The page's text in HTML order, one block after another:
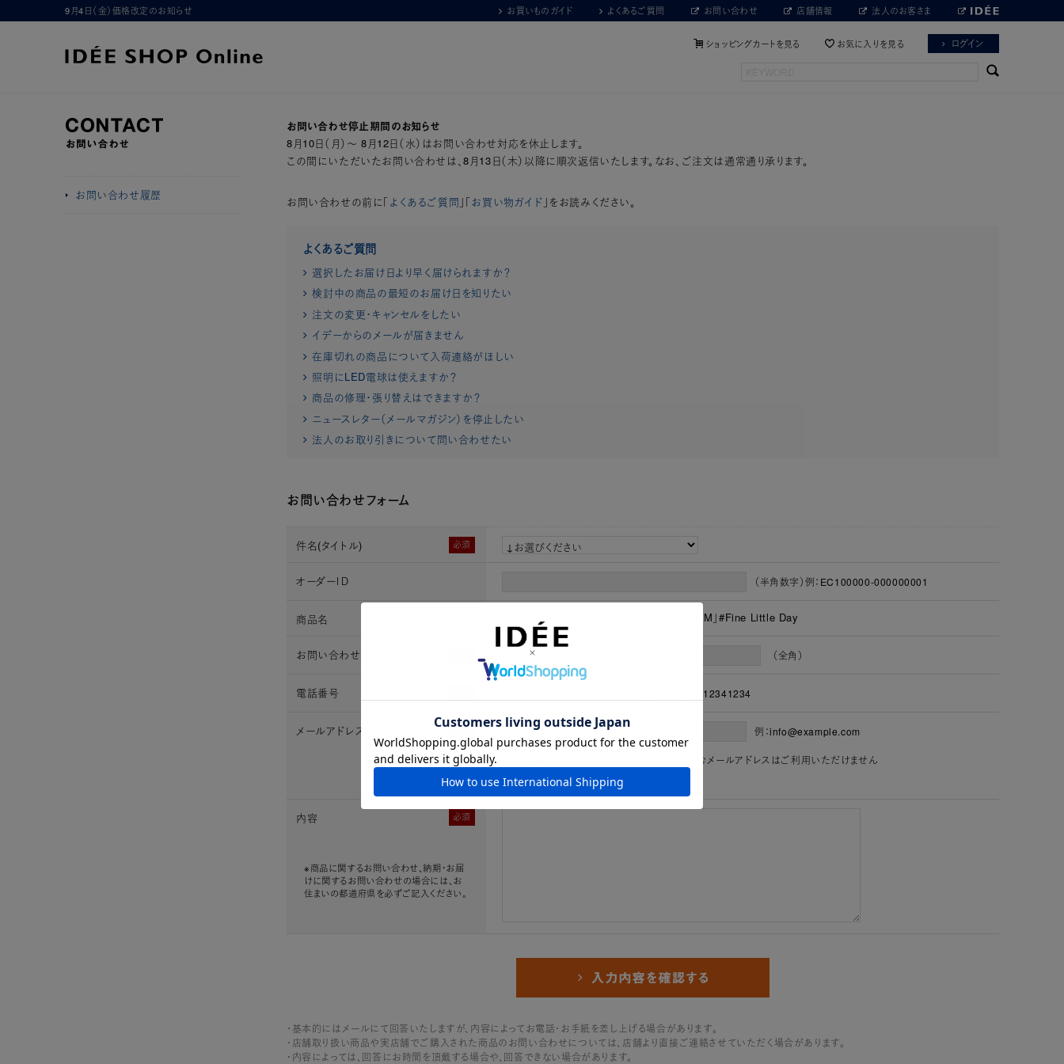
9月4日（金）価格改定のお知らせ お買いものガイド よくあるご質問 お問い合わせ 店舗情報 法人のお客さま
ショッピングカートを見る お気に入りを見る ログイン
お問い合わせ履歴
お問い合わせ停止期間のお知らせ
8月10日（月）～ 8月12日（水）はお問い合わせ対応を休止します。
この間にいただいたお問い合わせは、8月13日（木）以降に順次返信いたします。なお、ご注文は通常通り承ります。
お問い合わせの前に「よくあるご質問 」「お買い物ガイド 」をお読みください。
よくあるご質問
選択したお届け日より早く届けられますか？
検討中の商品の最短のお届け日を知りたい
注文の変更・キャンセルをしたい
イデーからのメールが届きません
在庫切れの商品について入荷連絡がほしい
照明にLED電球は使えますか？
商品の修理・張り替えはできますか？
ニュースレター（メールマガジン）を停止したい
法人のお取り引きについて問い合わせたい
お問い合わせフォーム
必須
件名(タイトル)
オーダーＩＤ （半角数字）例：EC100000-000000001
商品名 ★【在庫限り】イシス・マアケスタッド「STORM」#Fine Little Day
お問い合わせ時お名前 （全角）
電話番号 （半角数字）例：09012341234
必須
メールアドレス 例：info@example.com
※「.@ (@の前にドット)」、「.. (ドット2つ)」を含むメールアドレスはご利用いただけません
必須
内容
※商品に関するお問い合わせ、納期・お届
けに関するお問い合わせの場合には、お
住まいの都道府県を必ずご記入ください。
・基本的にはメールにて回答いたしますが、内容によってお電話・お手紙を差し上げる場合があります。
・店舗取り扱い商品や実店舗でご購入された商品のお問い合わせについては、店舗より直接ご連絡させていただく場合があります。
・内容によっては、回答にお時間を頂戴する場合や、回答できない場合があります。